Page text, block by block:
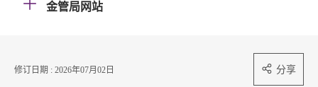
金管局网站
修订日期 : 2026年07月02日 分享